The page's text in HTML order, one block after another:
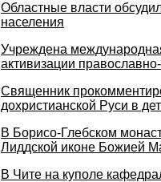
Областные власти
населения
Учреждена
активизации
Священник
дохристианской Руси в
В Борисо-Глебском
Лиддской иконе Божией
В Чите на куполе